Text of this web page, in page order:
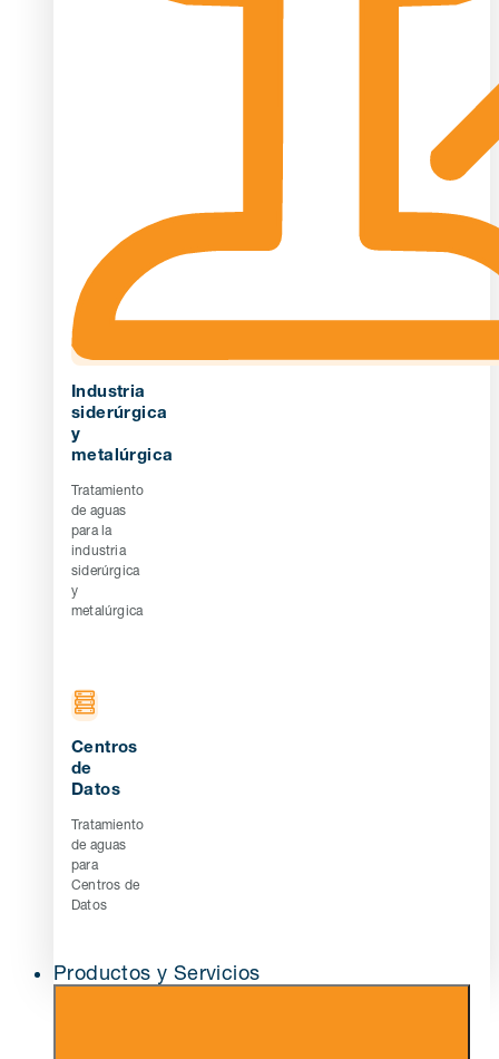
Industria
siderúrgica
y
metalúrgica
Tratamiento
de aguas
para la
industria
siderúrgica
y
metalúrgica
Centros
de
Datos
Tratamiento
de aguas
para
Centros de
Datos
Productos y Servicios